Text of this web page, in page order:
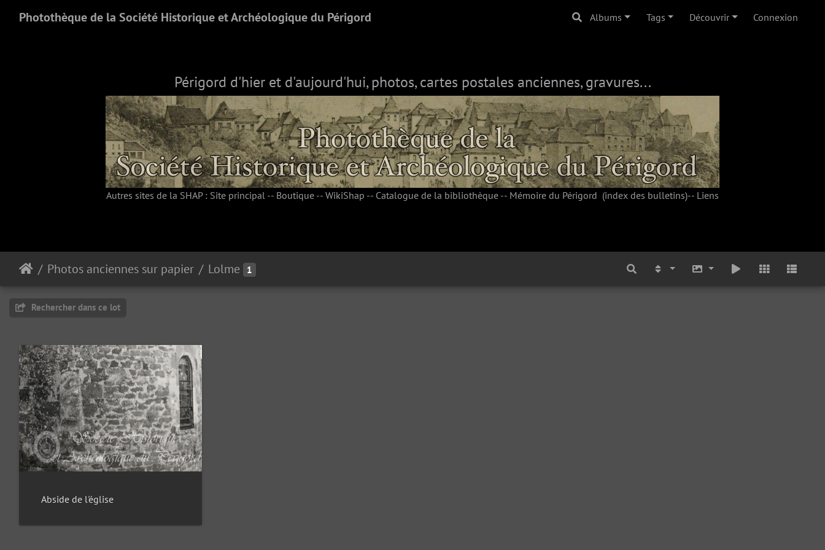
Photothèque de la Société Historique et Archéologique du Périgord Albums Tags Découvrir Connexion
Périgord d'hier et d'aujourd'hui, photos, cartes postales anciennes, gravures...
Autres sites de la SHAP : Site principal -- Boutique -- WikiShap -- Catalogue de la bibliothèque -- Mémoire du Périgord (index des bulletins)-- Liens
Photos anciennes sur papier Lolme 1
Rechercher dans ce lot
Abside de l'église